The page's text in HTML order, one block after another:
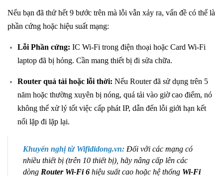
Nếu bạn đã thử hết 9 bước trên mà lỗi vẫn xảy ra, vấn đề có thể là
phần cứng hoặc hiệu suất mạng:
Lỗi Phần cứng: IC Wi-Fi trong điện thoại hoặc Card Wi-Fi
laptop đã bị hỏng. Cần mang thiết bị đi sửa chữa.
Router quá tải hoặc lỗi thời: Nếu Router đã sử dụng trên 5
năm hoặc thường xuyên bị nóng, quá tải vào giờ cao điểm, nó
không thể xử lý tốt việc cấp phát IP, dẫn đến lỗi giới hạn kết
nối lặp đi lặp lại.
Khuyến nghị từ Wifididong.vn: Đối với các mạng có
nhiều thiết bị (trên 10 thiết bị), hãy nâng cấp lên các
dòng Router Wi-Fi 6 hiệu suất cao hoặc hệ thống Wi-Fi